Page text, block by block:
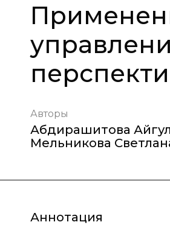
Авторы
Абдирашитова
Мельникова
Аннотация